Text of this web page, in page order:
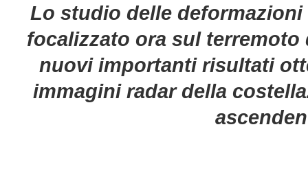
Lo studio delle
focalizzato ora sul terremoto
nuovi importanti risultati
immagini radar della